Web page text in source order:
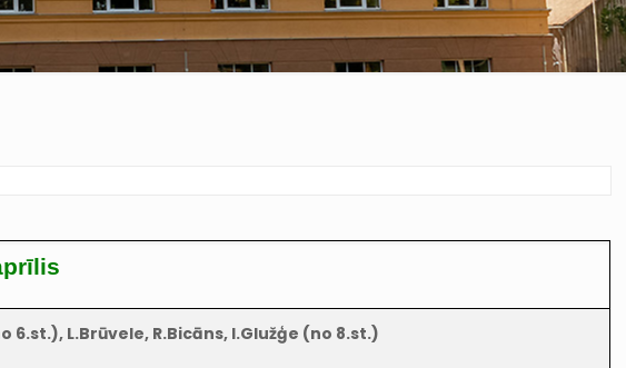
L.Brūvele, R.Bicāns, I.Glužģe (no 8.st.)